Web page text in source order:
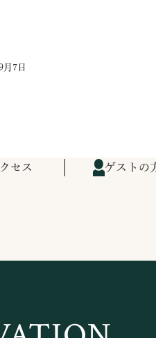
月7日
セス ゲストの